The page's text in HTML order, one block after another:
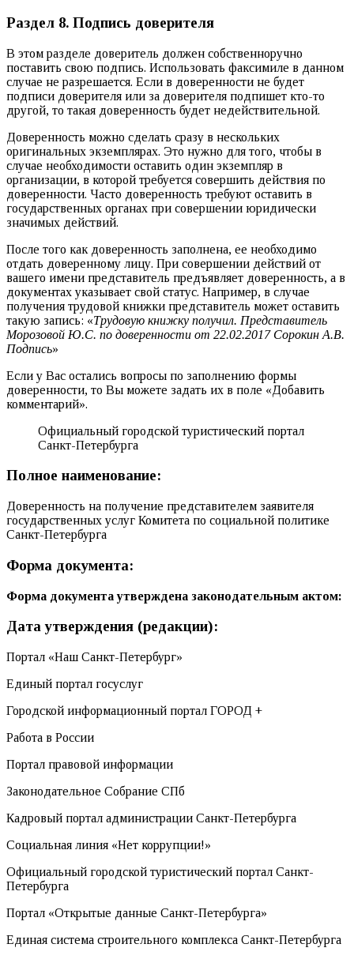
Раздел 8. Подпись доверителя
В этом разделе доверитель должен собственноручно
поставить свою подпись. Использовать факсимиле в данном
случае не разрешается. Если в доверенности не будет
подписи доверителя или за доверителя подпишет кто-то
другой, то такая доверенность будет недействительной.
Доверенность можно сделать сразу в нескольких
оригинальных экземплярах. Это нужно для того, чтобы в
случае необходимости оставить один экземпляр в
организации, в которой требуется совершить действия по
доверенности. Часто доверенность требуют оставить в
государственных органах при совершении юридически
значимых действий.
После того как доверенность заполнена, ее необходимо
отдать доверенному лицу. При совершении действий от
вашего имени представитель предъявляет доверенность, а в
документах указывает свой статус. Например, в случае
получения трудовой книжки представитель может оставить
такую запись: «Трудовую книжку получил. Представитель
Морозовой Ю.С. по доверенности от 22.02.2017 Сорокин А.В.
Подпись»
Если у Вас остались вопросы по заполнению формы
доверенности, то Вы можете задать их в поле «Добавить
комментарий».
Официальный городской туристический портал
Санкт-Петербурга
Полное наименование:
Доверенность на получение представителем заявителя
государственных услуг Комитета по социальной политике
Санкт-Петербурга
Форма документа:
Форма документа утверждена законодательным актом:
Дата утверждения (редакции):
Портал «Наш Санкт-Петербург»
Единый портал госуслуг
Городской информационный портал ГОРОД +
Работа в России
Портал правовой информации
Законодательное Собрание СПб
Кадровый портал администрации Санкт-Петербурга
Социальная линия «Нет коррупции!»
Официальный городской туристический портал Санкт-
Петербурга
Портал «Открытые данные Санкт-Петербурга»
Единая система строительного комплекса Санкт-Петербурга